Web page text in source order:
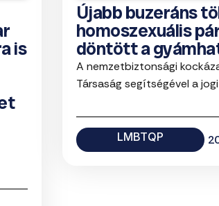
is
Újabb buzeráns
homoszexuális
döntött a
A nemzetbiztonsági
Társaság segítségével a
LMBTQP